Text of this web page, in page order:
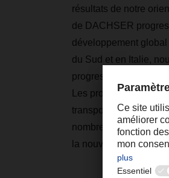
résultats de notre
de DACHSER
développement
du Sud et en Italie,
progressivement
Les projets pilotes
transport terrestre
nombreux clients
la nouvelle année. »